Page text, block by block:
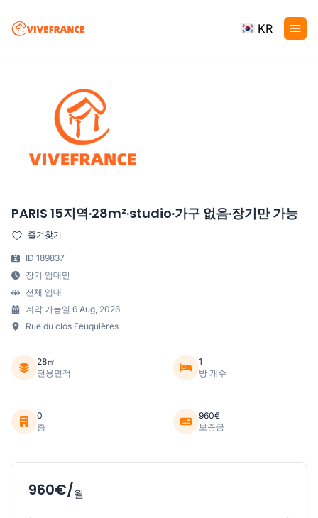
KR
PARIS 15지역·28m²·studio·가구 없음·장기만 가능
즐겨찾기
ID 189837
장기 임대만
전체 임대
계약 가능일 6 Aug, 2026
Rue du clos Feuquières
28㎡
전용면적
1
방 개수
0
층
960€
보증금
960€/월